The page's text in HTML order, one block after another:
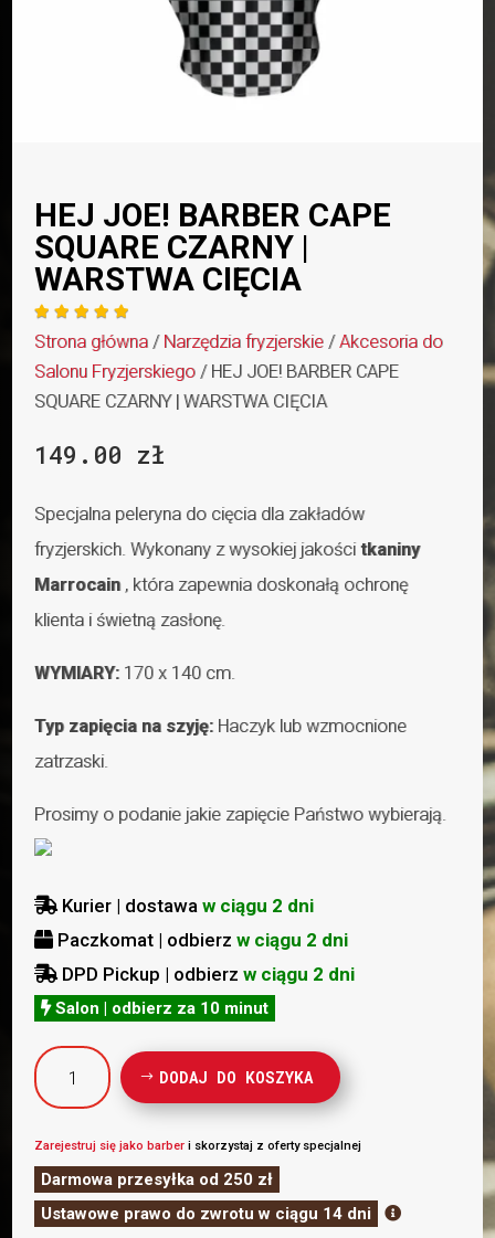
HEJ JOE! BARBER CAPE
SQUARE CZARNY |
WARSTWA CIĘCIA
    
Strona główna / Narzędzia fryzjerskie /Akcesoria do
Salonu Fryzjerskiego / HEJ JOE! BARBER CAPE
SQUARE CZARNY | WARSTWA CIĘCIA
149.00 zł
Specjalna peleryna do cięcia dla zakładów
fryzjerskich. Wykonany z wysokiej jakościtkaniny
Marrocain, która zapewnia doskonałą ochronę
klienta i świetną zasłonę.
WYMIARY: 170 x 140 cm.
Typ zapięcia na szyję: Haczyk lub wzmocnione
zatrzaski.
Prosimy o podanie jakie zapięcie Państwo wybierają.
 Kurier | dostawaw ciągu 2 dni
 Paczkomat | odbierzw ciągu 2 dni
 DPD Pickup | odbierzw ciągu 2 dni
Salon | odbierz za 10 minut
ilość
HEJ
BARBER
CAPE
SQUARE
DODAJ DO KOSZYKA
Zarejestruj się jako barber i skorzystaj z oferty specjalnej
Darmowa przesyłka od 250 zł
Ustawowe prawo do zwrotu w ciągu 14 dni
